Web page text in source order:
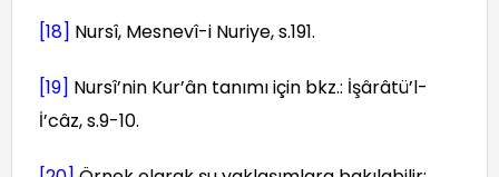
[18] Nursî, Mesnevî-i Nuriye, s.191.
[19] Nursî’nin Kur’ân tanımı için bkz.: İşârâtü’l-
İ’câz, s.9-10.